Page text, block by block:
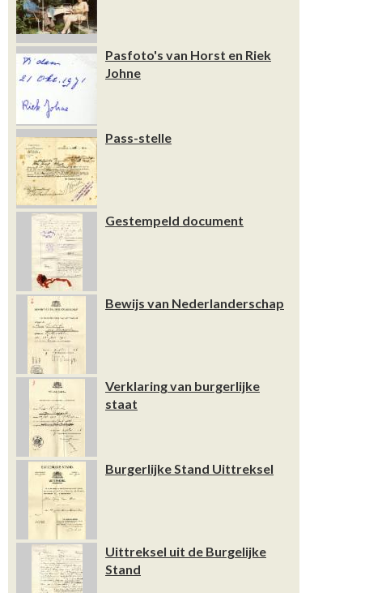
Pasfoto's van Horst en Riek
Johne
Pass-stelle
Gestempeld document
Bewijs van Nederlanderschap
Verklaring van burgerlijke
staat
Burgerlijke Stand Uittreksel
Uittreksel uit de Burgelijke
Stand